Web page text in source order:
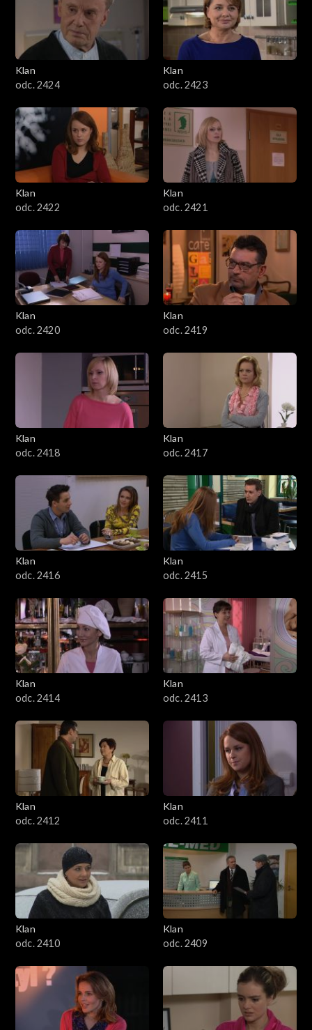
Klan
odc. 2424
Klan
odc. 2423
Klan
odc. 2422
Klan
odc. 2421
Klan
odc. 2420
Klan
odc. 2419
Klan
odc. 2418
Klan
odc. 2417
Klan
odc. 2416
Klan
odc. 2415
Klan
odc. 2414
Klan
odc. 2413
Klan
odc. 2412
Klan
odc. 2411
Klan
odc. 2410
Klan
odc. 2409